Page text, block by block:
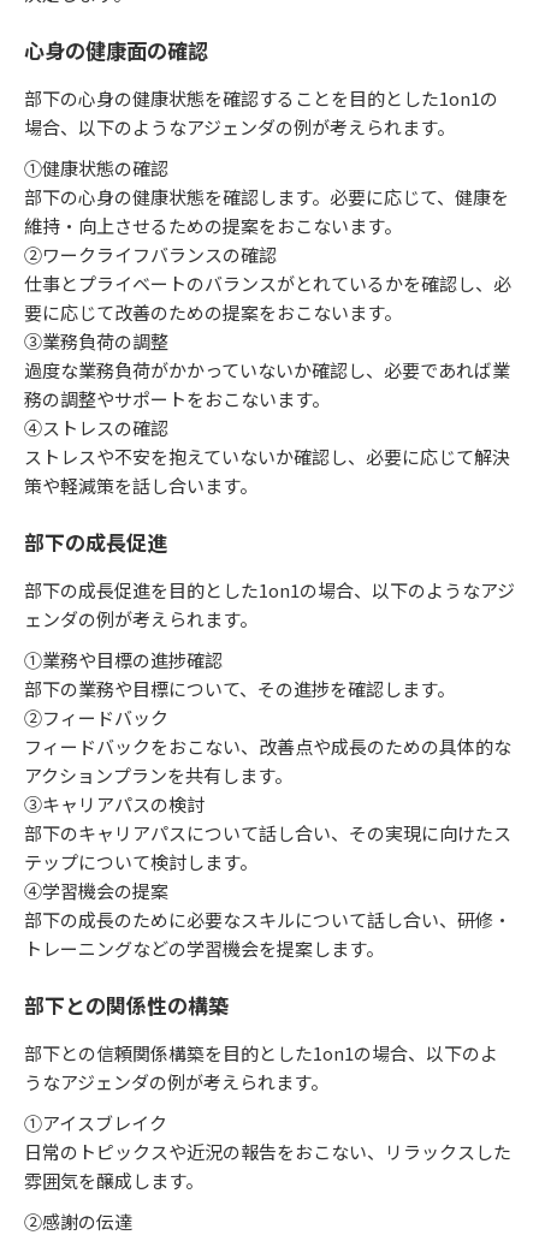
心身の健康面の確認
部下の心身の健康状態を確認することを目的とした1on1の
場合、以下のようなアジェンダの例が考えられます。
①健康状態の確認
部下の心身の健康状態を確認します。必要に応じて、健康を
維持・向上させるための提案をおこないます。
②ワークライフバランスの確認
仕事とプライベートのバランスがとれているかを確認し、必
要に応じて改善のための提案をおこないます。
③業務負荷の調整
過度な業務負荷がかかっていないか確認し、必要であれば業
務の調整やサポートをおこないます。
④ストレスの確認
ストレスや不安を抱えていないか確認し、必要に応じて解決
策や軽減策を話し合います。
部下の成長促進
部下の成長促進を目的とした1on1の場合、以下のようなアジ
ェンダの例が考えられます。
①業務や目標の進捗確認
部下の業務や目標について、その進捗を確認します。
②フィードバック
フィードバックをおこない、改善点や成長のための具体的な
アクションプランを共有します。
③キャリアパスの検討
部下のキャリアパスについて話し合い、その実現に向けたス
テップについて検討します。
④学習機会の提案
部下の成長のために必要なスキルについて話し合い、研修・
トレーニングなどの学習機会を提案します。
部下との関係性の構築
部下との信頼関係構築を目的とした1on1の場合、以下のよ
うなアジェンダの例が考えられます。
①アイスブレイク
日常のトピックスや近況の報告をおこない、リラックスした
雰囲気を醸成します。
②感謝の伝達